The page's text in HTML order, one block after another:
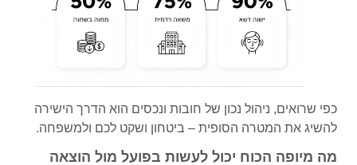
כפי שרואים, ניהול נכון של חובות ונכסים הוא הדרך הישירה
להשיג את המטרה הסופית – ביטחון ושקט לכם ולמשפחה.
מה מיופה הכוח יכול לעשות בפועל מול הוצאה